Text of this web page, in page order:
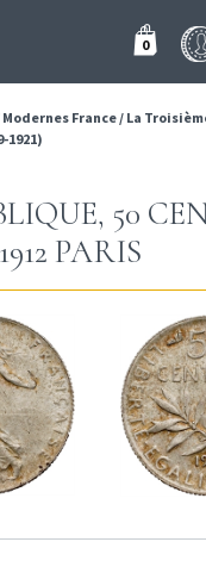
0
Modernes France/ La
1921)
50
PARIS